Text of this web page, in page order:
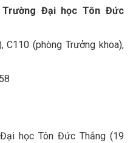
Trường Đại học Tôn Đức
C110 (phòng Trưởng khoa),
học Tôn Đức Thắng (19